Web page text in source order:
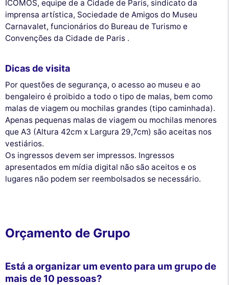
ICOMOS, equipe de a Cidade de Paris, sindicato da
imprensa artística, Sociedade de Amigos do Museu
Carnavalet, funcionários do Bureau de Turismo e
Convenções da Cidade de Paris .
Dicas de visita
Por questões de segurança, o acesso ao museu e ao
bengaleiro é proibido a todo o tipo de malas, bem como
malas de viagem ou mochilas grandes (tipo caminhada).
Apenas pequenas malas de viagem ou mochilas menores
que A3 (Altura 42cm x Largura 29,7cm) são aceitas nos
vestiários.
Os ingressos devem ser impressos. Ingressos
apresentados em mídia digital não são aceitos e os
lugares não podem ser reembolsados se necessário.
Orçamento de Grupo
Está a organizar um evento para um grupo de
mais de 10 pessoas?